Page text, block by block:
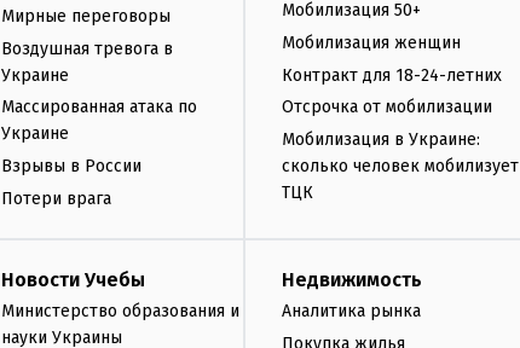
Мирные переговоры
Воздушная тревога в
Украине
Массированная атака по
Украине
Взрывы в России
Потери врага
Мобилизация 50+
Мобилизация женщин
Контракт для 18-24-летних
Отсрочка от мобилизации
Мобилизация в Украине:
сколько человек мобилизует
ТЦК
Новости Учебы
Министерство образования и
науки Украины
Недвижимость
Аналитика рынка
Покупка жилья